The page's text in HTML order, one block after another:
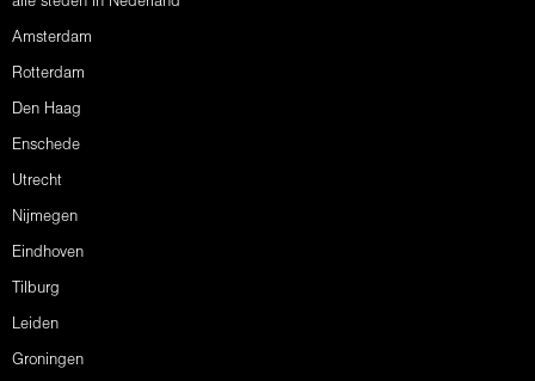
Amsterdam
Rotterdam
Den Haag
Enschede
Utrecht
Nijmegen
Eindhoven
Tilburg
Leiden
Groningen